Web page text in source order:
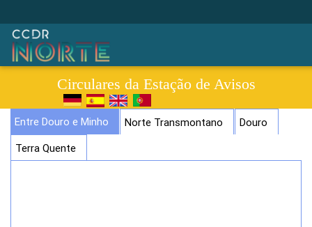
Circulares da Estação de Avisos
Entre Douro e Minho Norte Transmontano
Douro
Terra Quente